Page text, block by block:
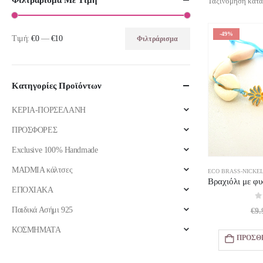
-49%
ECO BRASS-
€
Ελάχιστη
Μέγιστη
Φιλτράρισμα
Τιμή:€0— €10
Κατηγορίες Προϊόντων
ΚΕΡΙΑ-ΠΟΡΣΕΛΑΝΗ
ΠΡΟΣΦΟΡΕΣ
Exclusive 100% Handmade
MADMIA κάλτσες
ΕΠΟΧΙΑΚΑ
Παιδικά Ασήμι 925
ΚΟΣΜΗΜΑΤΑ